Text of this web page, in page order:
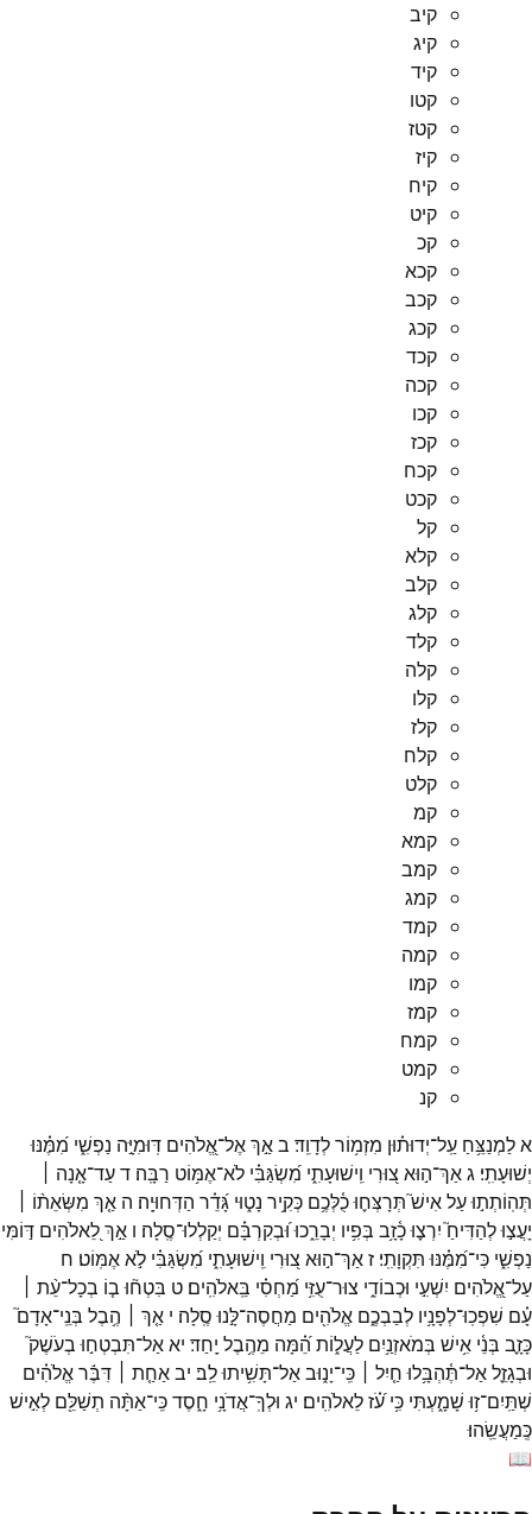
קיב
קיג
קיד
קטו
קטז
קיז
קיח
קיט
קכ
קכא
קכב
קכג
קכד
קכה
קכו
קכז
קכח
קכט
קל
קלא
קלב
קלג
קלד
קלה
קלו
קלז
קלח
קלט
קמ
קמא
קמב
קמג
קמד
קמה
קמו
קמז
קמח
קמט
קנ
אלַמְנַצֵּ֥חַ עַֽל־יְדוּת֗וּן מִזְמ֥וֹרלְדָוִֽד׃ באַ֣ךְאֶל־אֱ֭לֹהִים דּֽוּמִיָּ֣ה נַפְשִׁ֑י מִ֝מֶּ֗נּוּ
יְשׁוּעָתִֽי׃ גאַךְ־ה֣וּא צ֭וּרִי וִֽישׁוּעָתִ֑י מִ֝שְׂגַּבִּ֗י לֹא־אֶמּ֥וֹט רַבָּֽה׃ דעַד־אָ֤נָה ׀
תְּהֽוֹתְת֣וּעַלאִישׁ֮ תְּרָצְּח֪וּכֻ֫לְּכֶ֥ם כְּקִ֥יר נָט֑וּי גָּ֝דֵ֗ר הַדְּחוּיָֽה׃ ה אַ֤ךְ מִשְּׂאֵת֨וֹ ׀
יָעֲצ֣וּלְהַדִּיחַ֮ יִרְצ֪וּכָ֫זָ֥ב בְּפִ֥יו יְבָרֵ֑כוּוּ֝בְקִרְבָּ֗ם יְקַלְלוּ־סֶֽלָה׃ ו אַ֣ךְלֵ֭אלֹהִים דּ֣וֹמִּי
נַפְשִׁ֑י כִּי־מִ֝מֶּ֗נּוּ תִּקְוָתִֽי׃ זאַךְ־ה֣וּא צ֭וּרִי וִֽישׁוּעָתִ֑י מִ֝שְׂגַּבִּ֗י לֹ֣אאֶמּֽוֹט׃ ח
עַל־אֱ֭לֹהִים יִשְׁעִ֣י וּכְבוֹדִ֑י צוּר־עֻזִּ֥י מַ֝חְסִ֗י בֵּֽאלֹהִֽים׃ ט בִּטְח֘וּ ב֤וֹ בְכָל־עֵ֨ת ׀
עָ֗ם שִׁפְכֽוּ־לְפָנָ֥יו לְבַבְכֶ֑ם אֱלֹהִ֖ים מַחֲסֶה־לָּ֣נוּ סֶֽלָה׃ י אַ֤ךְ ׀ הֶ֥בֶל בְּנֵֽי־אָדָם֮
כָּזָ֪ב בְּנֵ֫י אִ֥ישׁ בְּמֹאזְנַ֥יִם לַעֲל֑וֹתהֵ֝֗מָּה מֵהֶ֥בֶל יָֽחַד׃ יאאַל־תִּבְטְח֣וּ בְעֹשֶׁק֮
וּבְגָזֵ֪לאַל־תֶּ֫הְבָּ֥לוּ חַ֤יִל ׀ כִּֽי־יָנ֑וּבאַל־תָּשִׁ֥יתוּלֵֽב׃ יבאַחַ֤ת ׀ דִּבֶּ֬ראֱלֹהִ֗ים
שְׁתַּֽיִם־ז֥וּ שָׁמָ֑עְתִּי כִּ֥י עֹ֝֗זלֵאלֹהִֽים׃ יג וּלְךָֽ־אֲדֹנָ֥י חָ֑סֶדכִּֽי־אַתָּ֨ה תְשַׁלֵּ֖ם לְאִ֣ישׁ
כְּֽמַעֲשֵֽׂהוּ׃
📖